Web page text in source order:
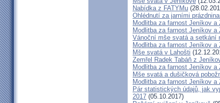
Nabídka z FATYMu
Ohlédnutí za jarními
Modlitba za farnost Jeníkov a
Modlitba za farnost Jeníkov a
Vánoční mše svatá a setkání
Modlitba za farnost Jeníkov a
Mše svatá v Lahošti
Zemřel Radek Tabáň z
Modlitba za farnost Jeníkov a
Mše svatá a dušičková
Modlitba za farnost Jeníkov a
Pár statistických údajů, jak
2017 (05.10.2017)